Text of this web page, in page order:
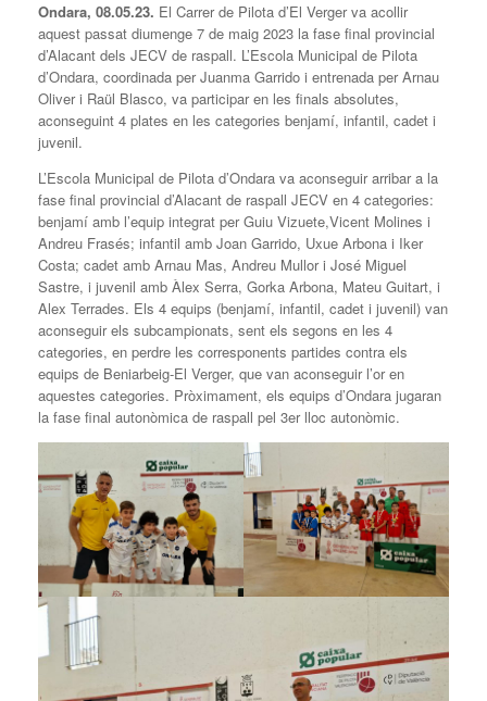
Ondara, 08.05.23. El Carrer de Pilota d’El Verger va acollir
aquest passat diumenge 7 de maig 2023 la fase final provincial
d’Alacant dels JECV de raspall. L’Escola Municipal de Pilota
d’Ondara, coordinada per Juanma Garrido i entrenada per Arnau
Oliver i Raül Blasco, va participar en les finals absolutes,
aconseguint 4 plates en les categories benjamí, infantil, cadet i
juvenil.
L’Escola Municipal de Pilota d’Ondara va aconseguir arribar a la
fase final provincial d’Alacant de raspall JECV en 4 categories:
benjamí amb l’equip integrat per Guiu Vizuete,Vicent Molines i
Andreu Frasés; infantil amb Joan Garrido, Uxue Arbona i Iker
Costa; cadet amb Arnau Mas, Andreu Mullor i José Miguel
Sastre, i juvenil amb Àlex Serra, Gorka Arbona, Mateu Guitart, i
Alex Terrades. Els 4 equips (benjamí, infantil, cadet i juvenil) van
aconseguir els subcampionats, sent els segons en les 4
categories, en perdre les corresponents partides contra els
equips de Beniarbeig-El Verger, que van aconseguir l’or en
aquestes categories. Pròximament, els equips d’Ondara jugaran
la fase final autonòmica de raspall pel 3er lloc autonòmic.